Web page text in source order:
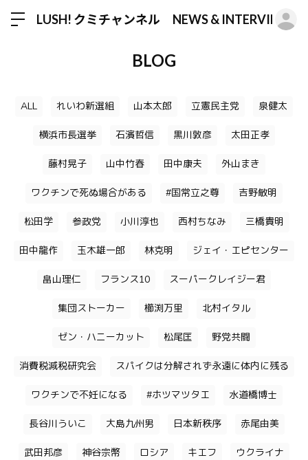
LUSH! クミチャンネル NEWS & INTERVIEW
BLOG
ALL れいわ新選組 山本太郎 立憲民主党 泉健太
横浜市長選挙 石濱哲信 黒川敦彦 太田正孝
藤村晃子 山中竹春 田中康夫 外山まき
ワクチンで死ぬ場合がある #国常立之尊 吉野敏明
松田学 参政党 小川淳也 西村ちなみ 三橋貴明
田中龍作 玉木雄一郎 林克明 ジェイ・エピセンター
畠山理仁 フランス10 スーパークレイジー君
集団ストーカー 櫛渕万里 北村イタル
ゼン・ハニーカット 松尾匡 野党共闘
消費税減税研究会 スパイクは分解されず永遠に体内に残る
ワクチンで不妊になる #ホツマツタエ 水道橋博士
長谷川ういこ 大島九州男 日本新秩序 赤尾由美
武田邦彦 神谷宗幣 ロシア キエフ ウクライナ